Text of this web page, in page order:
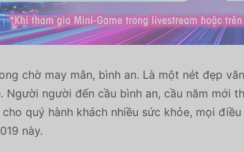
chờ may mắn, bình an. Là một nét đẹp
Người người đến cầu bình an, cầu năm mới
cho quý hành khách nhiều sức khỏe, mọi
này.